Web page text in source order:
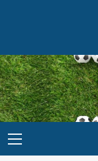
principal